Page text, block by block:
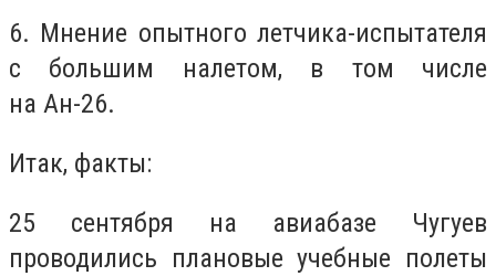
6. Мнение опытного летчика-испытателя
с большим налетом, в том числе
на Ан-26.
Итак, факты:
25 сентября на авиабазе Чугуев
проводились плановые учебные полеты